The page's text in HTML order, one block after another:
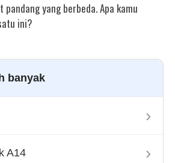
yang berbeda. Apa kamu
ini?
banyak
›
A14 ›